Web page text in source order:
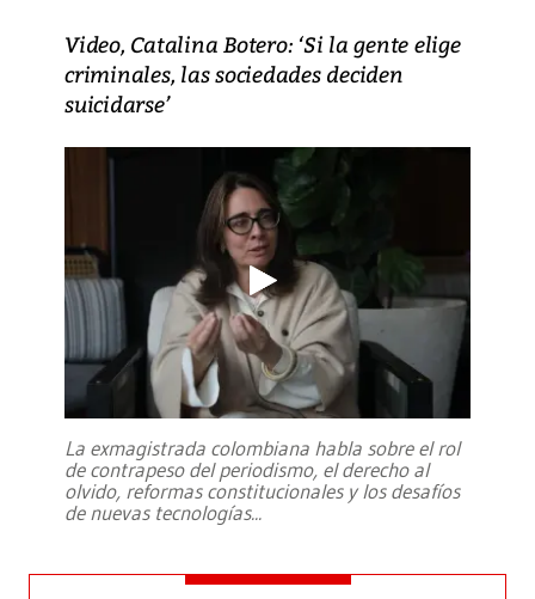
Video, Catalina Botero: ‘Si la gente elige
criminales, las sociedades deciden
suicidarse’
La exmagistrada colombiana habla sobre el rol
de contrapeso del periodismo, el derecho al
olvido, reformas constitucionales y los desafíos
de nuevas tecnologías...